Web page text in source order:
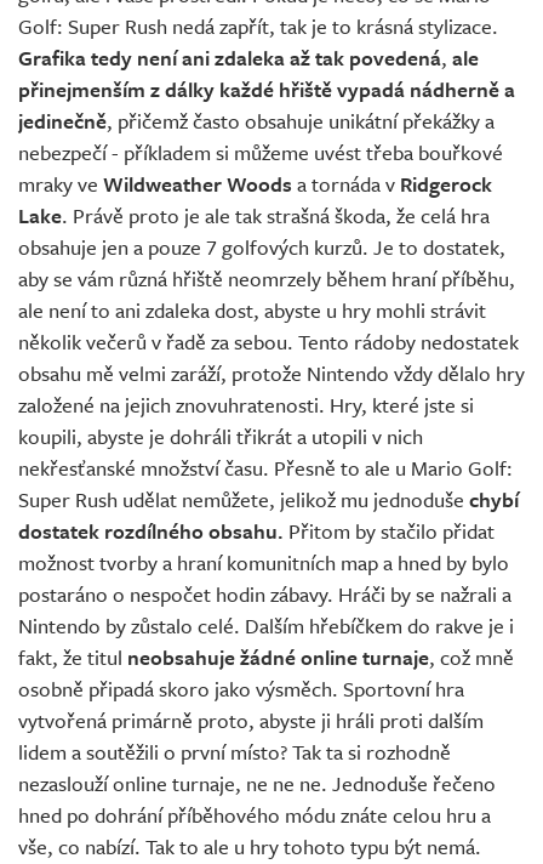
Golf: Super Rush nedá zapřít, tak je to krásná stylizace.
Grafika tedy není ani zdaleka až tak povedená, ale
přinejmenším z dálky každé hřiště vypadá nádherně a
jedinečně, přičemž často obsahuje unikátní překážky a
nebezpečí - příkladem si můžeme uvést třeba bouřkové
mraky ve Wildweather Woods a tornáda v Ridgerock
Lake. Právě proto je ale tak strašná škoda, že celá hra
obsahuje jen a pouze 7 golfových kurzů. Je to dostatek,
aby se vám různá hřiště neomrzely během hraní příběhu,
ale není to ani zdaleka dost, abyste u hry mohli strávit
několik večerů v řadě za sebou. Tento rádoby nedostatek
obsahu mě velmi zaráží, protože Nintendo vždy dělalo hry
založené na jejich znovuhratenosti. Hry, které jste si
koupili, abyste je dohráli třikrát a utopili v nich
nekřesťanské množství času. Přesně to ale u Mario Golf:
Super Rush udělat nemůžete, jelikož mu jednoduše chybí
dostatek rozdílného obsahu. Přitom by stačilo přidat
možnost tvorby a hraní komunitních map a hned by bylo
postaráno o nespočet hodin zábavy. Hráči by se nažrali a
Nintendo by zůstalo celé. Dalším hřebíčkem do rakve je i
fakt, že titul neobsahuje žádné online turnaje, což mně
osobně připadá skoro jako výsměch. Sportovní hra
vytvořená primárně proto, abyste ji hráli proti dalším
lidem a soutěžili o první místo? Tak ta si rozhodně
nezaslouží online turnaje, ne ne ne. Jednoduše řečeno
hned po dohrání příběhového módu znáte celou hru a
vše, co nabízí. Tak to ale u hry tohoto typu být nemá.